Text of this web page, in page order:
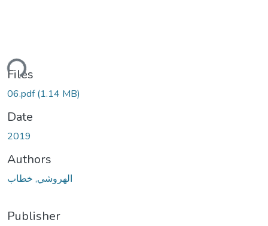
Files
06.pdf(1.14 MB)
Date
2019
Authors
الهروشي, خطاب
Publisher